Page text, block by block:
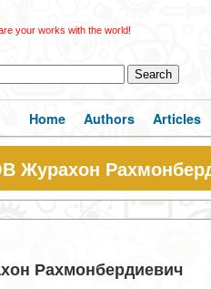
your works with the world!
Home Authors Articles
Журахон
Рахмонбердиевич